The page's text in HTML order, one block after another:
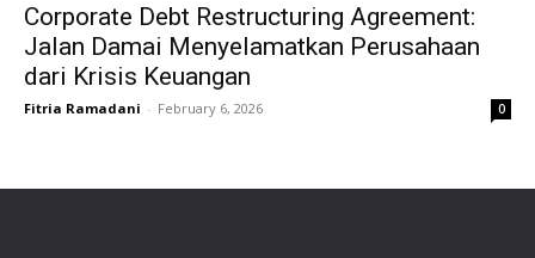
Corporate Debt Restructuring Agreement:
Jalan Damai Menyelamatkan Perusahaan
dari Krisis Keuangan
Fitria Ramadani - February 6, 2026 0